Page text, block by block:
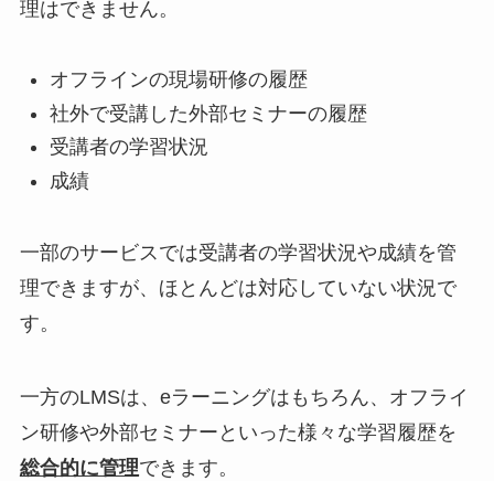
理はできません。
オフラインの現場研修の履歴
社外で受講した外部セミナーの履歴
受講者の学習状況
成績
一部のサービスでは受講者の学習状況や成績を管
理できますが、ほとんどは対応していない状況で
す。
一方のLMSは、eラーニングはもちろん、オフライ
ン研修や外部セミナーといった様々な学習履歴を
総合的に管理できます。